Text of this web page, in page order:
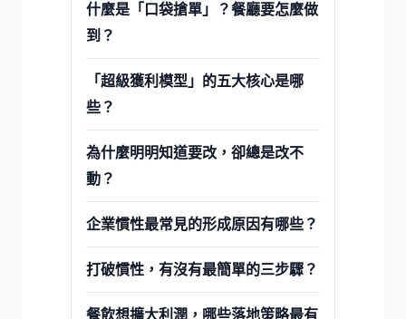
什麼是「口袋搶單」？餐廳要怎麼做
到？
「超級獲利模型」的五大核心是哪
些？
為什麼明明知道要改，卻總是改不
動？
企業慣性最常見的形成原因有哪些？
打破慣性，有沒有最簡單的三步驟？
餐飲想擴大利潤，哪些落地策略最有